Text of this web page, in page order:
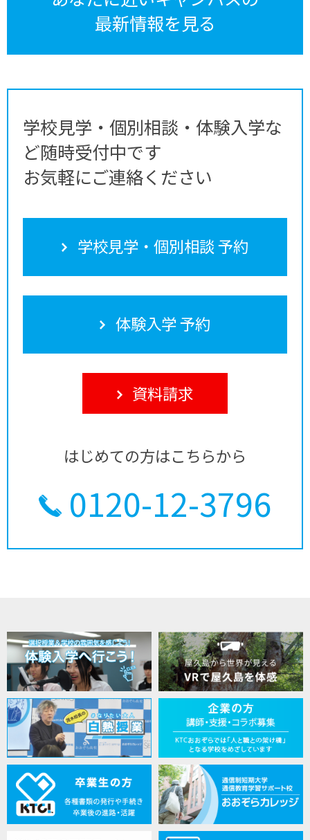
最新情報を見る
学校見学・個別相談・体験入学な
ど随時受付中です
お気軽にご連絡ください
学校見学・個別相談 予約
体験入学 予約
資料請求
はじめての方はこちらから
0120-12-3796